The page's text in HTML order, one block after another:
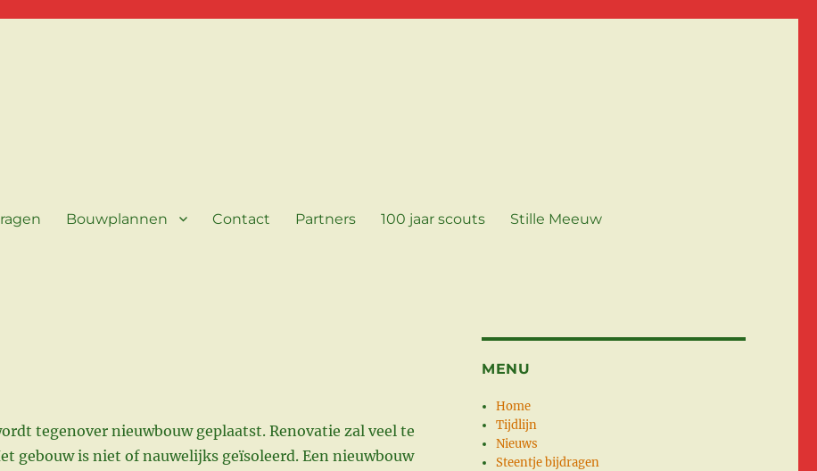
Bouwplannen Contact Partners 100 jaar scouts Stille Meeuw
tegenover nieuwbouw geplaatst. Renovatie zal veel te
gebouw is niet of nauwelijks geïsoleerd. Een nieuwbouw
MENU
Home
Tijdlijn
Nieuws
Steentje bijdragen